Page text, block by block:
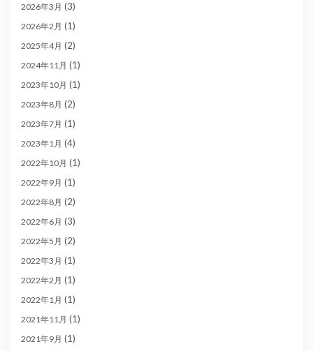
2026年3月 (3)
2026年2月 (1)
2025年4月 (2)
2024年11月 (1)
2023年10月 (1)
2023年8月 (2)
2023年7月 (1)
2023年1月 (4)
2022年10月 (1)
2022年9月 (1)
2022年8月 (2)
2022年6月 (3)
2022年5月 (2)
2022年3月 (1)
2022年2月 (1)
2022年1月 (1)
2021年11月 (1)
2021年9月 (1)